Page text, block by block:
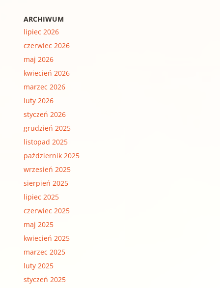
ARCHIWUM
lipiec 2026
czerwiec 2026
maj 2026
kwiecień 2026
marzec 2026
luty 2026
styczeń 2026
grudzień 2025
listopad 2025
październik 2025
wrzesień 2025
sierpień 2025
lipiec 2025
czerwiec 2025
maj 2025
kwiecień 2025
marzec 2025
luty 2025
styczeń 2025